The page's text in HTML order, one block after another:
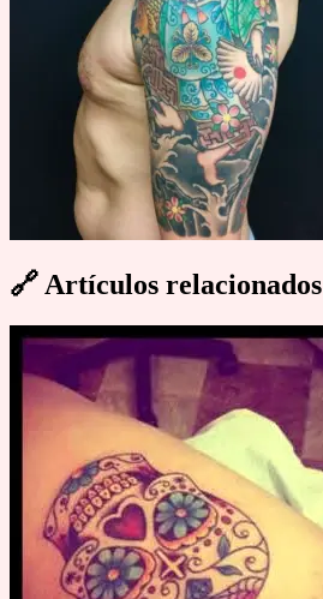
🔗 Artículos relacionados